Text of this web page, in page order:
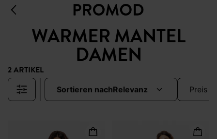
WARMER MANTEL
DAMEN
2 ARTIKEL
sortieren nach relevanz preis